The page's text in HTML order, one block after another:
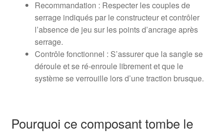
Recommandation : Respecter les couples de
serrage indiqués par le constructeur et contrôler
l’absence de jeu sur les points d’ancrage après
serrage.
Contrôle fonctionnel : S’assurer que la sangle se
déroule et se ré-enroule librement et que le
système se verrouille lors d’une traction brusque.
Pourquoi ce composant tombe le